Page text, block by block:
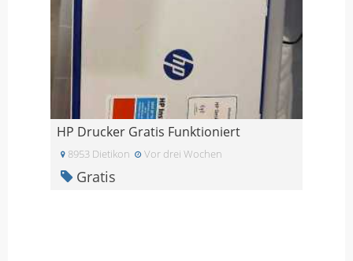
HP Drucker Gratis Funktioniert
8953 Dietikon Vor drei Wochen
Gratis